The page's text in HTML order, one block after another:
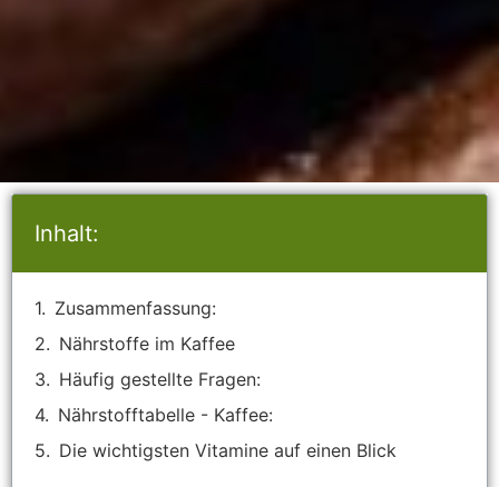
Inhalt:
Zusammenfassung:
Nährstoffe im Kaffee
Häufig gestellte Fragen:
Nährstofftabelle - Kaffee:
Die wichtigsten Vitamine auf einen Blick